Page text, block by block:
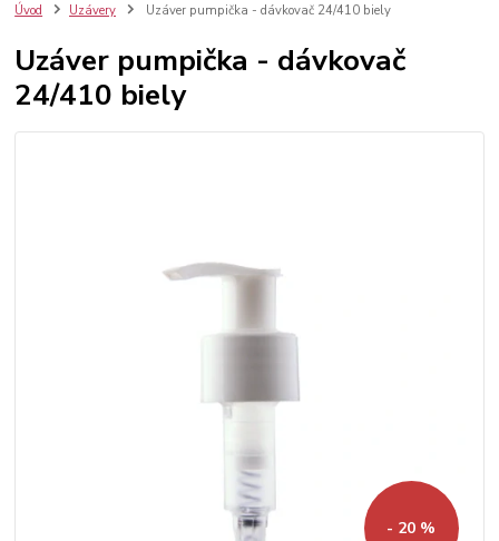
Úvod Uzávery Uzáver pumpička - dávkovač 24/410 biely
Uzáver pumpička - dávkovač
24/410 biely
- 20 %